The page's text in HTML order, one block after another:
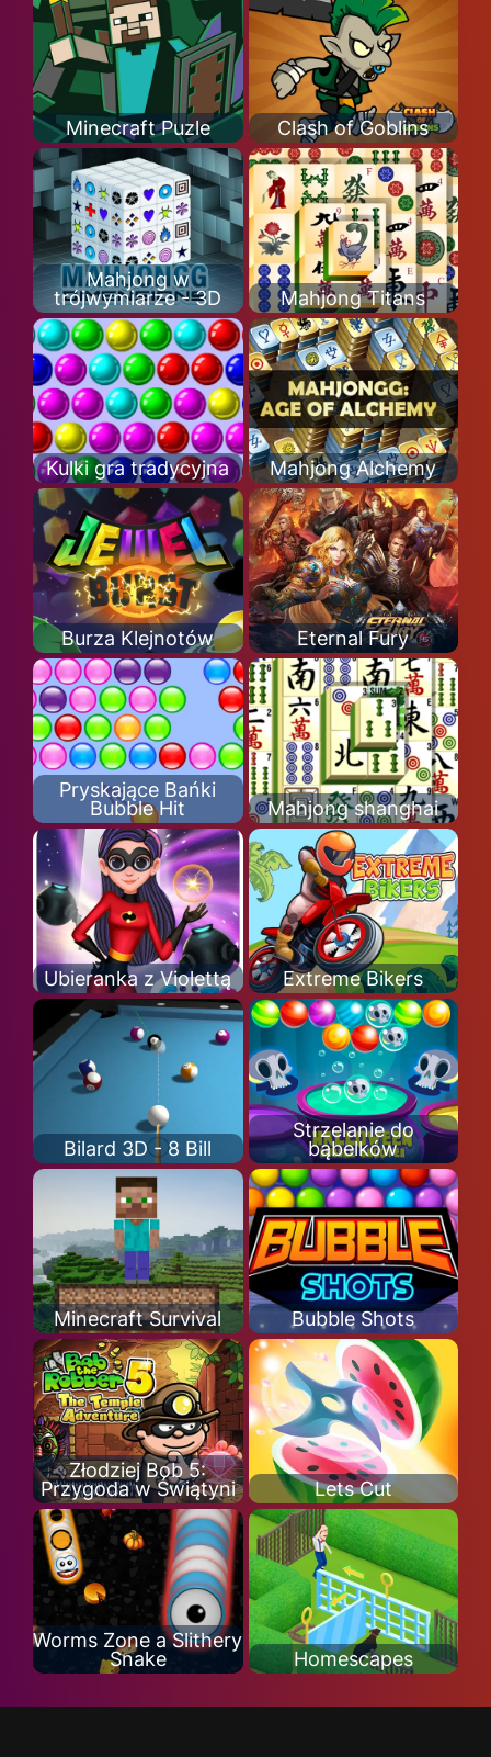
Minecraft Puzle Clash of Goblins
Mahjong w
trójwymiarze - 3D
Mahjong Titans
Kulki gra tradycyjna Mahjong Alchemy
Burza Klejnotów Eternal Fury
Pryskające Bańki
Bubble Hit
Mahjong shanghai
Ubieranka z Violettą Extreme Bikers
Bilard 3D - 8 Bill
Strzelanie do
bąbelków
Minecraft Survival Bubble Shots
Złodziej Bob 5:
Przygoda w Świątyni
Lets Cut
Worms Zone a Slithery
Snake
Homescapes